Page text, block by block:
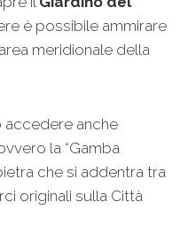
è possibile ammirare
meridionale della
accedere anche
la “Gamba
che si addentra tra
originali sulla Città